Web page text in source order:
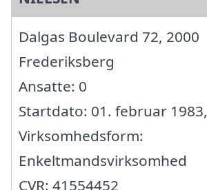
Dalgas Boulevard 72, 2000
Frederiksberg
Ansatte: 0
Startdato: 01. februar 1983,
Virksomhedsform:
Enkeltmandsvirksomhed
CVR: 41554452